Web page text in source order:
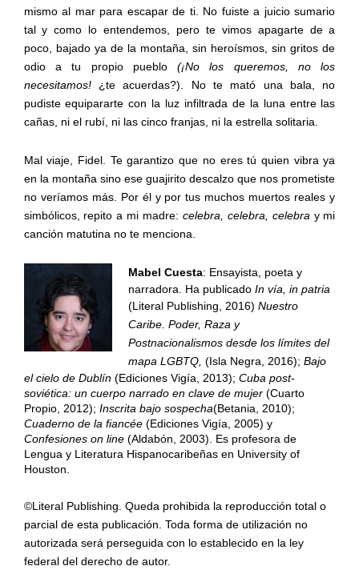
mismo al mar para escapar de ti. No fuiste a juicio sumario
tal y como lo entendemos, pero te vimos apagarte de a
poco, bajado ya de la montaña, sin heroísmos, sin gritos de
odio a tu propio pueblo(¡No los queremos, no los
necesitamos!¿te acuerdas?). No te mató una bala, no
pudiste equipararte con la luz infiltrada de la luna entre las
cañas, ni el rubí, ni las cinco franjas, ni la estrella solitaria.
Mal viaje, Fidel. Te garantizo que no eres tú quien vibra ya
en la montaña sino ese guajirito descalzo que nos prometiste
no veríamos más. Por él y por tus muchos muertos reales y
simbólicos, repito a mi madre: celebra, celebra, celebra y mi
canción matutina no te menciona.
Mabel Cuesta: Ensayista, poeta y
narradora. Ha publicado In vía, in patria
(Literal Publishing, 2016) Nuestro
Caribe. Poder, Raza y
Postnacionalismos desde los límites del
mapa LGBTQ, (Isla Negra, 2016); Bajo
el cielo de Dublín(Ediciones Vigía, 2013); Cuba post-
soviética: un cuerpo narrado en clave de mujer(Cuarto
Propio, 2012); Inscrita bajo sospecha(Betania, 2010);
Cuaderno de la fiancée(Ediciones Vigía, 2005) y
Confesiones on line(Aldabón, 2003). Es profesora de
Lengua y Literatura Hispanocaribeñas en University of
Houston.
©Literal Publishing. Queda prohibida la reproducción total o
parcial de esta publicación. Toda forma de utilización no
autorizada será perseguida con lo establecido en la ley
federal del derecho de autor.